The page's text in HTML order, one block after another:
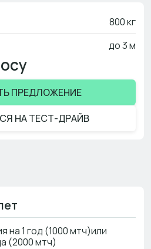
800 кг
до 3 м
ПРЕДЛОЖЕНИЕ
НА ТЕСТ-ДРАЙВ
на 1 год (1000 мтч)или
(2000 мтч)